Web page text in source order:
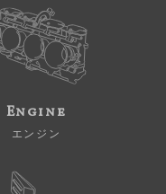
Engine
エンジン